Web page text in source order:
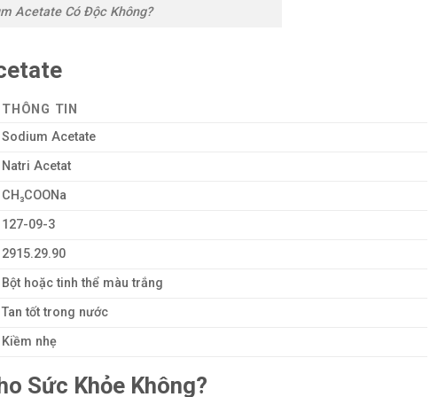
Acetate Có Độc Không?
THÔNG TIN
Sodium Acetate
Natri Acetat
CH₃COONa
127-09-3
2915.29.90
Bột hoặc tinh thể màu trắng
Tan tốt trong nước
Kiềm nhẹ
Sức Khỏe Không?